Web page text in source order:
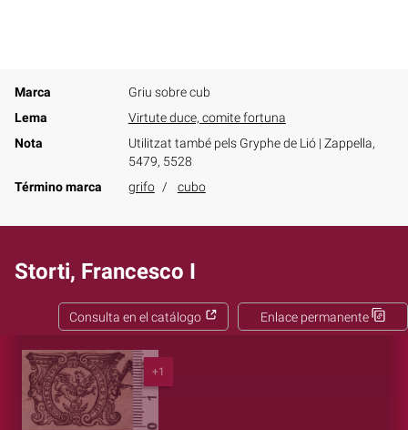
Marca
Griu sobre cub
Lema
Virtute duce, comite fortuna
Nota
Utilitzat també pels Gryphe de Lió | Zappella,
5479, 5528
Término marca
grifo cubo
Storti, Francesco I
Enlace permanente
Consulta en el catálogo
+1